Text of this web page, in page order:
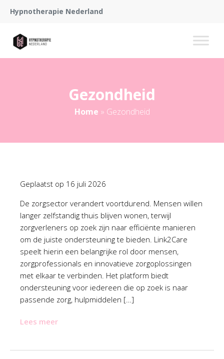
Hypnotherapie Nederland
Gezondheid
Home » Gezondheid
Geplaatst op 16 juli 2026
De zorgsector verandert voortdurend. Mensen willen
langer zelfstandig thuis blijven wonen, terwijl
zorgverleners op zoek zijn naar efficiënte manieren
om de juiste ondersteuning te bieden. Link2Care
speelt hierin een belangrijke rol door mensen,
zorgprofessionals en innovatieve zorgoplossingen
met elkaar te verbinden. Het platform biedt
ondersteuning voor iedereen die op zoek is naar
passende zorg, hulpmiddelen […]
Lees meer